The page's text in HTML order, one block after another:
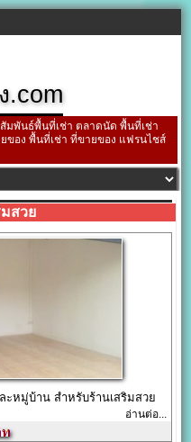
.com
มพันธ์พื้นที่เช่า ตลาดนัด พื้นที่เช่า
ของ พื้นที่เช่า ที่ขายของ แฟรนไชส์
มสวย
ะหมู่บ้าน สำหรับร้านเสริมสวย
อ่านต่อ...